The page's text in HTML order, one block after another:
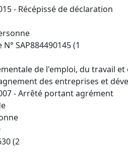
- Récépissé de déclaration
SAP884490145 (1
de l'emploi, du travail et
des entreprises et
- Arrêté portant agrément
(2